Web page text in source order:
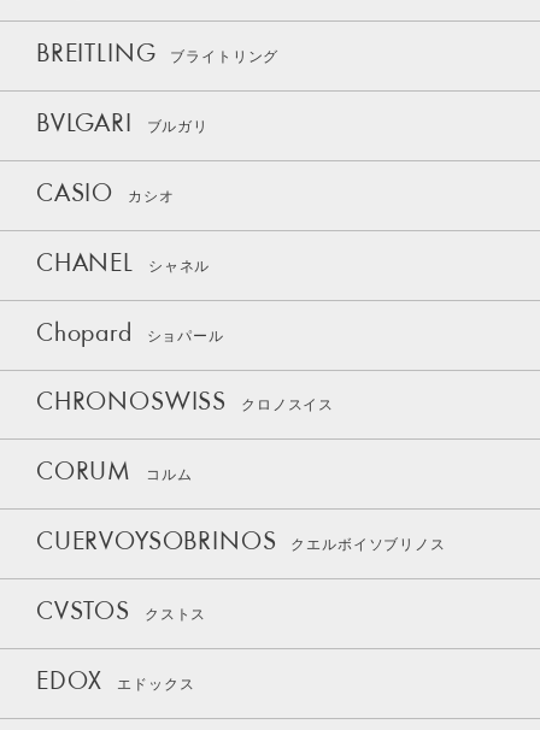
BREITLING ブライトリング
BVLGARI ブルガリ
CASIO カシオ
CHANEL シャネル
Chopard ショパール
CHRONOSWISS クロノスイス
CORUM コルム
CUERVOYSOBRINOS クエルボイソブリノス
CVSTOS クストス
EDOX エドックス